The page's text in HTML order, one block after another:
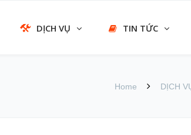
DỊCH VỤ TIN TỨC
Home DỊCH